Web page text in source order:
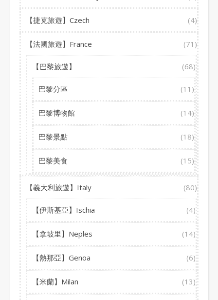
【捷克旅遊】Czech (4)
【法國旅遊】France (71)
【巴黎旅遊】 (68)
巴黎分區 (11)
巴黎博物館 (14)
巴黎景點 (18)
巴黎美食 (15)
【義大利旅遊】Italy (80)
【伊斯基亞】Ischia (4)
【拿坡里】Neples (14)
【熱那亞】Genoa (6)
【米蘭】Milan (13)